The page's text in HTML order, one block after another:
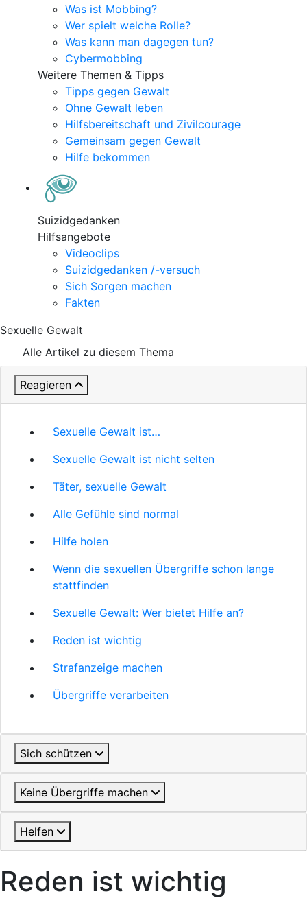
Was ist Mobbing?
Wer spielt welche Rolle?
Was kann man dagegen tun?
Cybermobbing
Weitere Themen & Tipps
Tipps gegen Gewalt
Ohne Gewalt leben
Hilfsbereitschaft und Zivilcourage
Gemeinsam gegen Gewalt
Hilfe bekommen
Suizidgedanken
Hilfsangebote
Videoclips
Suizidgedanken /-versuch
Sich Sorgen machen
Fakten
Sexuelle Gewalt
Alle Artikel zu diesem Thema
Reagieren
Sexuelle Gewalt ist…
Sexuelle Gewalt ist nicht selten
Täter, sexuelle Gewalt
Alle Gefühle sind normal
Hilfe holen
Wenn die sexuellen Übergriffe schon lange
stattfinden
Sexuelle Gewalt: Wer bietet Hilfe an?
Reden ist wichtig
Strafanzeige machen
Übergriffe verarbeiten
Sich schützen
Keine Übergriffe machen
Helfen
Reden ist wichtig